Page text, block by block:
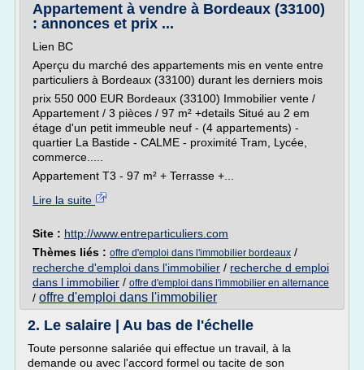
Appartement à vendre à Bordeaux (33100)
: annonces et prix ...
Lien BC
Aperçu du marché des appartements mis en vente entre
particuliers à Bordeaux (33100) durant les derniers mois
prix 550 000 EUR Bordeaux (33100) Immobilier vente /
Appartement / 3 pièces / 97 m² +details Situé au 2 em
étage d'un petit immeuble neuf - (4 appartements) -
quartier La Bastide - CALME - proximité Tram, Lycée,
commerce.....
Appartement T3 - 97 m² + Terrasse +...
Lire la suite
Site : http://www.entreparticuliers.com
Thèmes liés : offre d'emploi dans l'immobilier bordeaux /
recherche d'emploi dans l'immobilier / recherche d emploi
dans l immobilier / offre d'emploi dans l'immobilier en alternance
/ offre d'emploi dans l'immobilier
2. Le salaire | Au bas de l'échelle
Toute personne salariée qui effectue un travail, à la
demande ou avec l'accord formel ou tacite de son